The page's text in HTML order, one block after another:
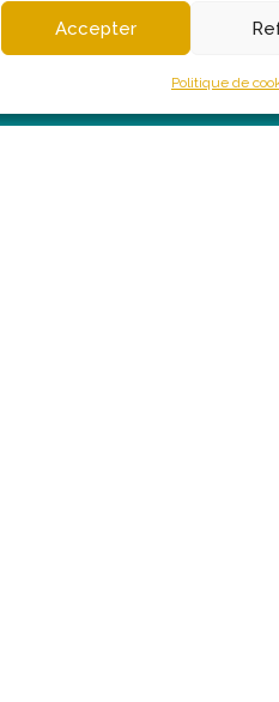
Accepter
Politique de